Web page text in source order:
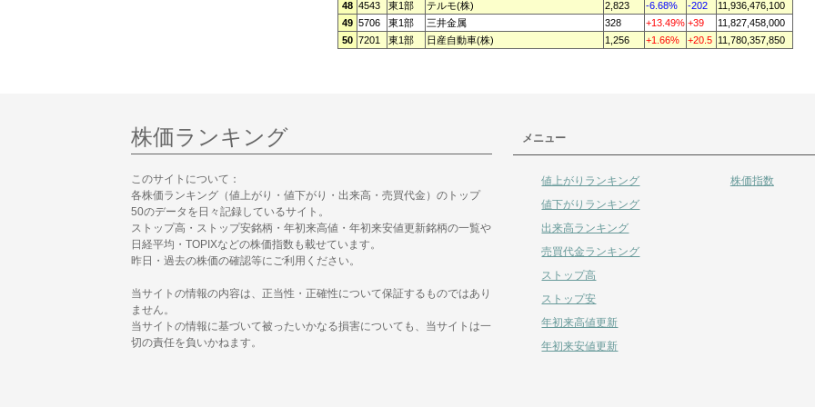
48 4543 東1部 テルモ(株) 2,823 -6.68% -202
11,936,476,100
49 5706 東1部 三井金属 328 +13.49% +39
11,827,458,000
50 7201 東1部 日産自動車(株) 1,256 +1.66% +20.5 11,780,357,850
株価ランキング
このサイトについて：
各株価ランキング（値上がり・値下がり・出来高・売買代金）のトップ
50のデータを日々記録しているサイト。
ストップ高・ストップ安銘柄・年初来高値・年初来安値更新銘柄の一覧や
日経平均・TOPIXなどの株価指数も載せています。
昨日・過去の株価の確認等にご利用ください。
当サイトの情報の内容は、正当性・正確性について保証するものではあり
ません。
当サイトの情報に基づいて被ったいかなる損害についても、当サイトは一
切の責任を負いかねます。
メニュー
値上がりランキング
値下がりランキング
出来高ランキング
売買代金ランキング
ストップ高
ストップ安
年初来高値更新
年初来安値更新
株価指数